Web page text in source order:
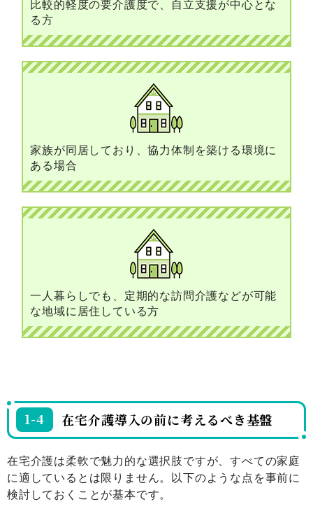
比較的軽度の要介護度で、自立支援が中心とな
る方
家族が同居しており、協力体制を築ける環境に
ある場合
一人暮らしでも、定期的な訪問介護などが可能
な地域に居住している方
1-4 在宅介護導入の前に考えるべき基盤
在宅介護は柔軟で魅力的な選択肢ですが、すべての家庭
に適しているとは限りません。以下のような点を事前に
検討しておくことが基本です。